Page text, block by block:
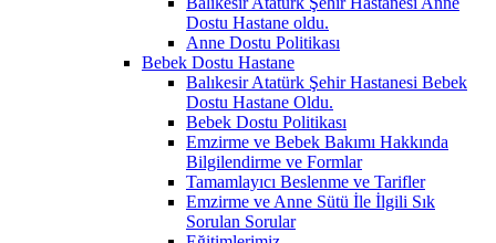
Dostu Hastane oldu.
Anne Dostu Politikası
Bebek Dostu Hastane
Balıkesir Atatürk Şehir Hastanesi Bebek
Dostu Hastane Oldu.
Bebek Dostu Politikası
Emzirme ve Bebek Bakımı Hakkında
Bilgilendirme ve Formlar
Tamamlayıcı Beslenme ve Tarifler
Emzirme ve Anne Sütü İle İlgili Sık
Sorulan Sorular